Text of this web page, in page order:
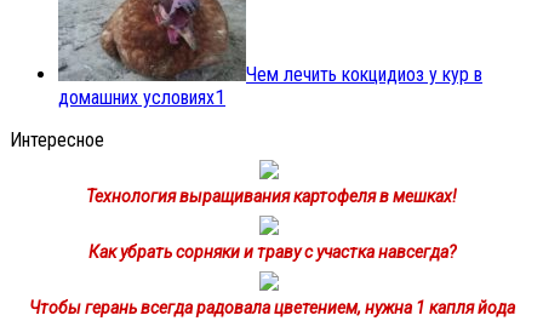
Чем лечить кокцидиоз у кур в
домашних условиях1
Интересное
Технология выращивания картофеля в мешках!
Как убрать сорняки и траву с участка навсегда?
Чтобы герань всегда радовала цветением, нужна 1 капля йода